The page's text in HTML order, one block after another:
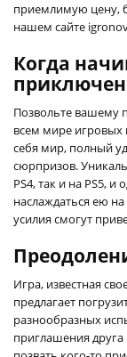
приемлимую цену,
нашем сайте
Когда
Позвольте вашему
всем мире
себя мир, полный
сюрпризов.
PS4, так и на PS5,
наслаждаться ею
усилия смогут
Игра, известная
предлагает
разнообразных
приглашения